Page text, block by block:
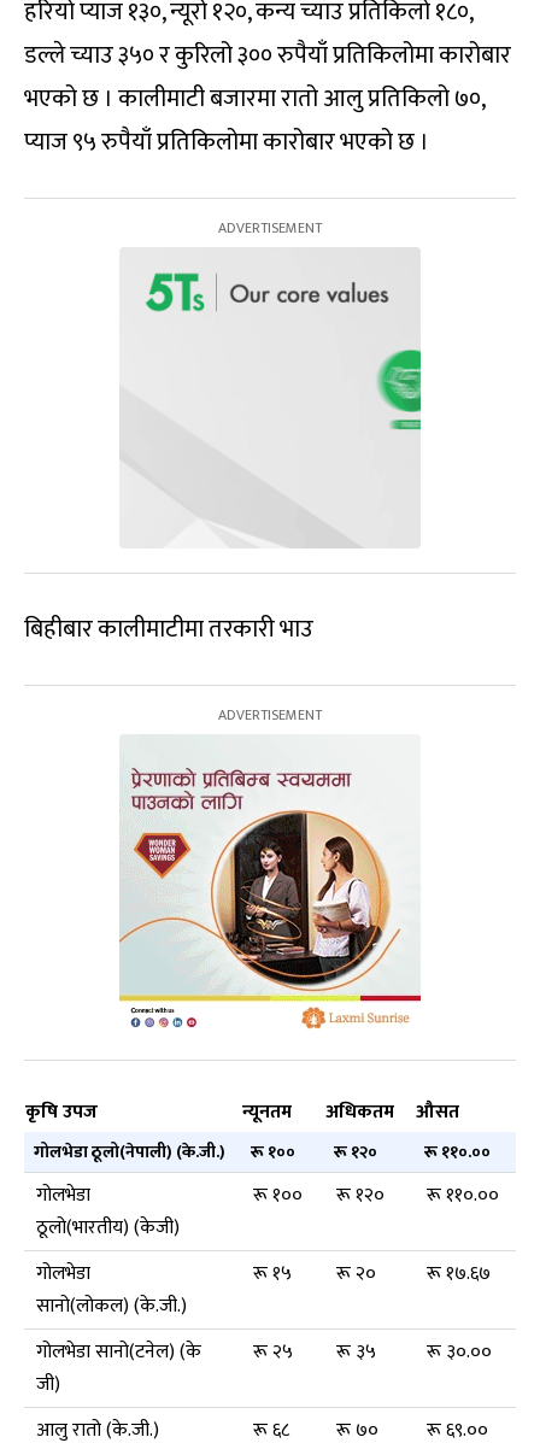
हरियो प्याज १३०, न्यूरो १२०, कन्य च्याउ प्रतिकिलो १८०,
डल्ले च्याउ ३५० र कुरिलो ३०० रुपैयाँ प्रतिकिलोमा कारोबार
भएको छ । कालीमाटी बजारमा रातो आलु प्रतिकिलो ७०,
प्याज ९५ रुपैयाँ प्रतिकिलोमा कारोबार भएको छ ।
बिहीबार कालीमाटीमा तरकारी भाउ
कृषि उपज न्यूनतम अधिकतम औसत
गोलभेडा ठूलो(नेपाली) (के.जी.) रू १०० रू १२० रू ११०.००
गोलभेडा
ठूलो(भारतीय) (केजी)
रू १०० रू १२० रू ११०.००
गोलभेडा
सानो(लोकल) (के.जी.)
रू १५ रू २० रू १७.६७
गोलभेडा सानो(टनेल) (के
जी)
रू २५ रू ३५ रू ३०.००
आलु रातो (के.जी.) रू ६८ रू ७० रू ६९.००